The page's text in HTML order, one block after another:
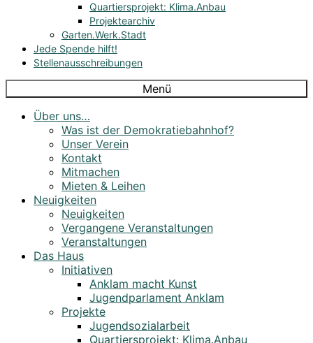
Quartiersprojekt: Klima.Anbau
Projektearchiv
Garten.Werk.Stadt
Jede Spende hilft!
Stellenausschreibungen
Menü
Über uns…
Was ist der Demokratiebahnhof?
Unser Verein
Kontakt
Mitmachen
Mieten & Leihen
Neuigkeiten
Neuigkeiten
Vergangene Veranstaltungen
Veranstaltungen
Das Haus
Initiativen
Anklam macht Kunst
Jugendparlament Anklam
Projekte
Jugendsozialarbeit
Quartiersprojekt: Klima.Anbau